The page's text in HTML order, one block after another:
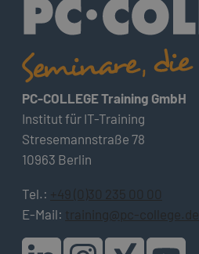
PC-COLLEGE Training GmbH
Institut für IT-Training
Stresemannstraße 78
10963 Berlin
Tel.: +49 (0)30 235 00 00
E-Mail: training@pc-college.de